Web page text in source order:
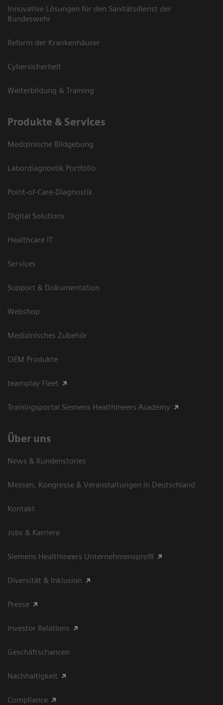
Innovative Lösungen für den Sanitätsdienst der
Bundeswehr
Reform der Krankenhäuser
Cybersicherheit
Weiterbildung & Training
Produkte & Services
Medizinische Bildgebung
Labordiagnostik Portfolio
Point-of-Care-Diagnostik
Digital Solutions
Healthcare IT
Services
Support & Dokumentation
Webshop
Medizinisches Zubehör
OEM Produkte
teamplay Fleet
Trainingsportal Siemens Healthineers Academy
Über uns
News & Kundenstories
Messen, Kongresse & Veranstaltungen in Deutschland
Kontakt
Jobs & Karriere
Siemens Healthineers Unternehmensprofil
Diversität & Inklusion
Presse
Investor Relations
Geschäftschancen
Nachhaltigkeit
Compliance